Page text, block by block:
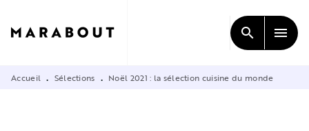
CONTENU
search menu
Accueil • Sélections • Noël 2021 : la sélection cuisine du monde